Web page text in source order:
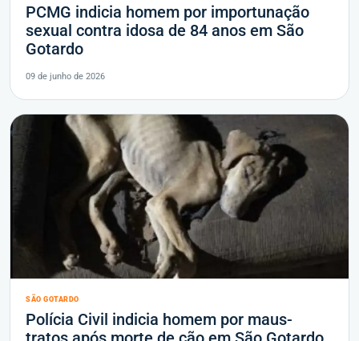
PCMG indicia homem por importunação
sexual contra idosa de 84 anos em São
Gotardo
09 de junho de 2026
SÃO GOTARDO
Polícia Civil indicia homem por maus-